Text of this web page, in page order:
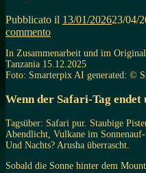
Pubblicato il 13/01/202623/04/
commento
In Zusammenarbeit und im
Tanzania 15.12.2025
Foto: Smarterpix AI generated: ©
Wenn der Safari-Tag
Tagsüber: Safari pur. Staubige
Abendlicht, Vulkane im Sonnenauf-
Und Nachts? Arusha überrascht.
Sobald die Sonne hinter dem